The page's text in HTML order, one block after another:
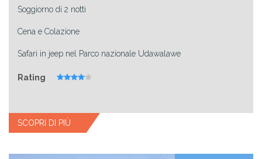
Soggiorno di 2 notti
Cena e Colazione
Safari in jeep nel Parco nazionale Udawalawe
Rating
SCOPRI DI PIÙ